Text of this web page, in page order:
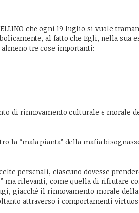
che ogni 19 luglio si vuole
al fatto che Egli, nella sua
tre cose importanti:
di rinnovamento culturale e morale
la “mala pianta” della mafia
personali, ciascuno dovesse
ma rilevanti, come quella di rifiutare
giacché il rinnovamento morale della
attraverso i comportamenti